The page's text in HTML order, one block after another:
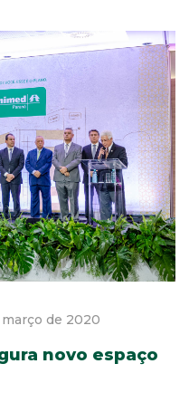
de 2020
novo espaço